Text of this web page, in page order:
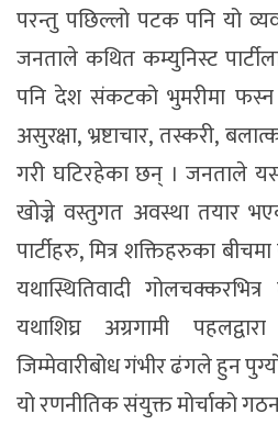
परन्तु पछिल्लो पटक पनि यो
जनताले कथित कम्युनिस्ट
पनि देश संकटको भुमरीमा फस्न
असुरक्षा, भ्रष्टाचार, तस्करी,
गरी घटिरहेका छन् । जनताले
खोज्ने वस्तुगत अवस्था तयार
पार्टीहरु, मित्र शक्तिहरुका
यथास्थितिवादी
यथाशिघ्र अग्रगामी
जिम्मेवारीबोध गंभीर ढंगले हुन
यो रणनीतिक संयुक्त मोर्चाको